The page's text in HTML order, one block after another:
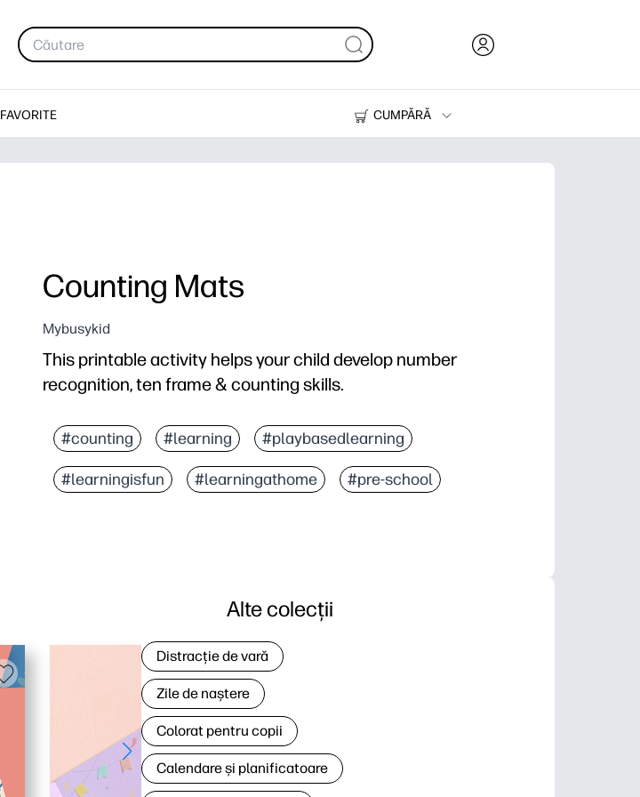
FAVORITE
CUMPĂRĂ
Imprimante
Counting Mats
Mybusykid
This printable activity helps your child develop number
recognition, ten frame & counting skills.
#counting #learning #playbasedlearning
#learningisfun #learningathome #pre-school
Alte colecții
Distracție de vară
Zile de naștere
Colorat pentru copii
Calendare și planificatoare